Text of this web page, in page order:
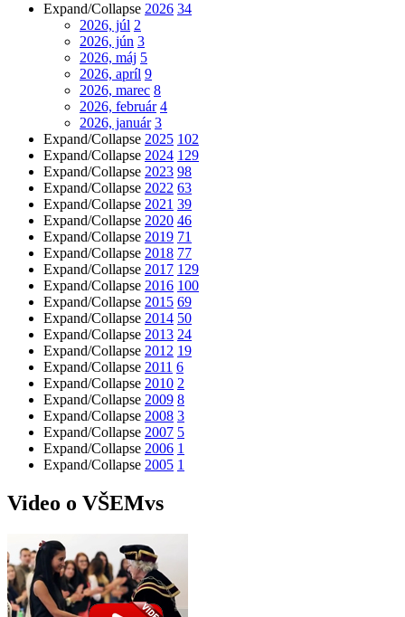
Expand/Collapse 2026 34
2026, júl 2
2026, jún 3
2026, máj 5
2026, apríl 9
2026, marec 8
2026, február 4
2026, január 3
Expand/Collapse 2025 102
Expand/Collapse 2024 129
Expand/Collapse 2023 98
Expand/Collapse 2022 63
Expand/Collapse 2021 39
Expand/Collapse 2020 46
Expand/Collapse 2019 71
Expand/Collapse 2018 77
Expand/Collapse 2017 129
Expand/Collapse 2016 100
Expand/Collapse 2015 69
Expand/Collapse 2014 50
Expand/Collapse 2013 24
Expand/Collapse 2012 19
Expand/Collapse 2011 6
Expand/Collapse 2010 2
Expand/Collapse 2009 8
Expand/Collapse 2008 3
Expand/Collapse 2007 5
Expand/Collapse 2006 1
Expand/Collapse 2005 1
Video o VŠEMvs